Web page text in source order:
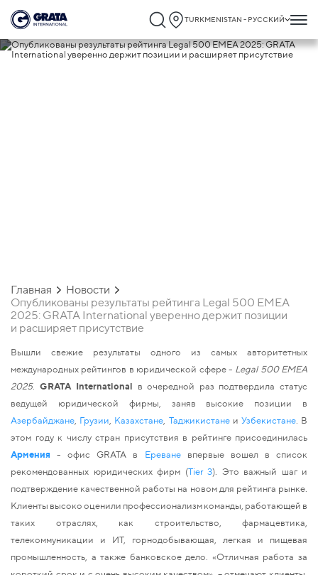
TURKMENISTAN - РУССКИЙ
Главная
Новости
Опубликованы результаты рейтинга Legal 500 EMEA
2025: GRATA International уверенно держит позиции
и расширяет присутствие
Вышли свежие результаты одного из самых авторитетных
международных рейтингов в юридической сфере - Legal 500 EMEA
2025. GRATA International в очередной раз подтвердила статус
ведущей юридической фирмы, заняв высокие позиции в
Азербайджане, Грузии, Казахстане, Таджикистане и Узбекистане. В
этом году к числу стран присутствия в рейтинге присоединилась
Армения - офис GRATA в Ереване впервые вошел в список
рекомендованных юридических фирм (Tier 3). Это важный шаг и
подтверждение качественной работы на новом для рейтинга рынке.
Клиенты высоко оценили профессионализм команды, работающей в
таких отраслях, как строительство, фармацевтика,
телекоммуникации и ИТ, горнодобывающая, легкая и пищевая
промышленность, а также банковское дело. «Отличная работа за